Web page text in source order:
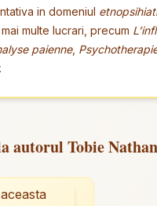
in domeniul
multe lucrari, precum
paienne,
.
autorul Tobie Nathan